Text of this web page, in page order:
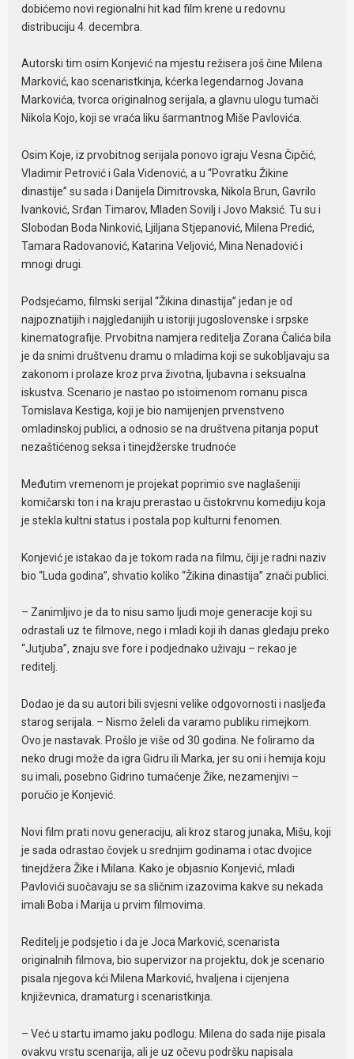
dobićemo novi regionalni hit kad film krene u redovnu
distribuciju 4. decembra.
Autorski tim osim Konjević na mjestu režisera još čine Milena
Marković, kao scenaristkinja, kćerka legendarnog Jovana
Markovića, tvorca originalnog serijala, a glavnu ulogu tumači
Nikola Kojo, koji se vraća liku šarmantnog Miše Pavlovića.
Osim Koje, iz prvobitnog serijala ponovo igraju Vesna Čipčić,
Vladimir Petrović i Gala Videnović, a u “Povratku Žikine
dinastije” su sada i Danijela Dimitrovska, Nikola Brun, Gavrilo
Ivanković, Srđan Timarov, Mladen Sovilj i Jovo Maksić. Tu su i
Slobodan Boda Ninković, Ljiljana Stjepanović, Milena Predić,
Tamara Radovanović, Katarina Veljović, Mina Nenadović i
mnogi drugi.
Podsjećamo, filmski serijal “Žikina dinastija” jedan je od
najpoznatijih i najgledanijih u istoriji jugoslovenske i srpske
kinematografije. Prvobitna namjera reditelja Zorana Čalića bila
je da snimi društvenu dramu o mladima koji se sukobljavaju sa
zakonom i prolaze kroz prva životna, ljubavna i seksualna
iskustva. Scenario je nastao po istoimenom romanu pisca
Tomislava Kestiga, koji je bio namijenjen prvenstveno
omladinskoj publici, a odnosio se na društvena pitanja poput
nezaštićenog seksa i tinejdžerske trudnoće
Međutim vremenom je projekat poprimio sve naglašeniji
komičarski ton i na kraju prerastao u čistokrvnu komediju koja
je stekla kultni status i postala pop kulturni fenomen.
Konjević je istakao da je tokom rada na filmu, čiji je radni naziv
bio “Luda godina”, shvatio koliko “Žikina dinastija” znači publici.
– Zanimljivo je da to nisu samo ljudi moje generacije koji su
odrastali uz te filmove, nego i mladi koji ih danas gledaju preko
“Jutjuba”, znaju sve fore i podjednako uživaju – rekao je
reditelj.
Dodao je da su autori bili svjesni velike odgovornosti i nasljeđa
starog serijala. – Nismo želeli da varamo publiku rimejkom.
Ovo je nastavak. Prošlo je više od 30 godina. Ne foliramo da
neko drugi može da igra Gidru ili Marka, jer su oni i hemija koju
su imali, posebno Gidrino tumačenje Žike, nezamenjivi –
poručio je Konjević.
Novi film prati novu generaciju, ali kroz starog junaka, Mišu, koji
je sada odrastao čovjek u srednjim godinama i otac dvojice
tinejdžera Žike i Milana. Kako je objasnio Konjević, mladi
Pavlovići suočavaju se sa sličnim izazovima kakve su nekada
imali Boba i Marija u prvim filmovima.
Reditelj je podsjetio i da je Joca Marković, scenarista
originalnih filmova, bio supervizor na projektu, dok je scenario
pisala njegova kći Milena Marković, hvaljena i cijenjena
književnica, dramaturg i scenaristkinja.
– Već u startu imamo jaku podlogu. Milena do sada nije pisala
ovakvu vrstu scenarija, ali je uz očevu podršku napisala